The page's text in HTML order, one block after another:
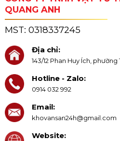
QUANG ANH
MST: 0318337245
Địa chỉ:
143/12 Phan Huy Ích, phường
Hotline - Zalo:
0914 032 992
Email:
khovansan24h@gmail.com
Website: